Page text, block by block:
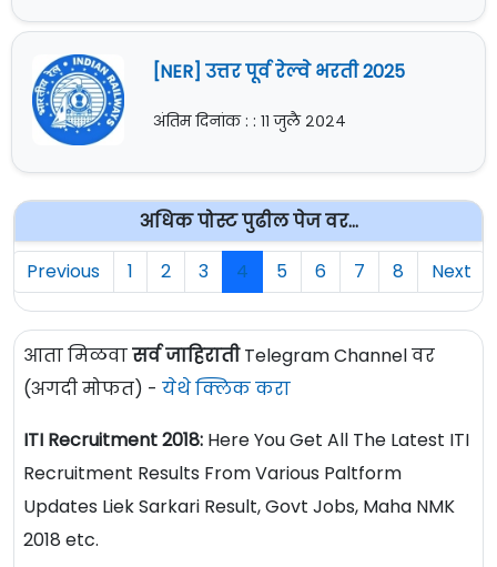
[NER] उत्तर पूर्व रेल्वे भरती 2025
अंतिम दिनांक : : ११ जुलै २०२४
अधिक पोस्ट पुढील पेज वर...
Previous
1 2 3 4 5 6 7 8 Next
आता मिळवासर्व जाहिरातीTelegram Channel वर
(अगदी मोफत) - येथे क्लिक करा
ITI Recruitment 2018: Here You Get All The Latest ITI
Recruitment Results From Various Paltform
Updates Liek Sarkari Result, Govt Jobs, Maha NMK
2018 etc.